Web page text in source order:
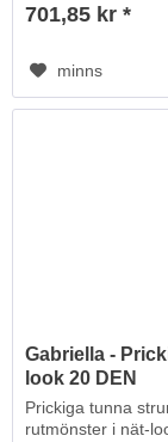
701,85 kr *
minns
Gabriella -
look 20 DEN
Prickiga tunna
rutmönster i nät-